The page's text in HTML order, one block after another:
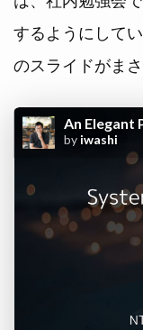
するようにして
のスライドがま